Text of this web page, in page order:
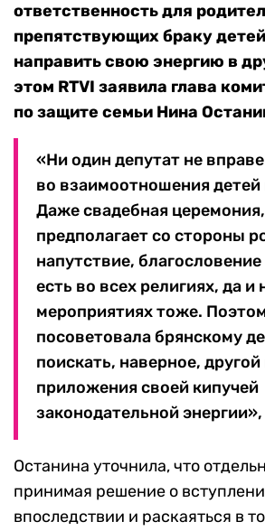
ответственность для
препятствующих браку
направить свою энергию в
этом RTVI заявила глава
по защите семьи Нина
«Ни один депутат не
во взаимоотношения детей
Даже свадебная
предполагает со стороны
напутствие,
есть во всех религиях, да и
мероприятиях тоже.
посоветовала брянскому
поискать, наверное,
приложения своей кипучей
законодательной
Останина уточнила, что
принимая решение о
впоследствии и раскаяться в